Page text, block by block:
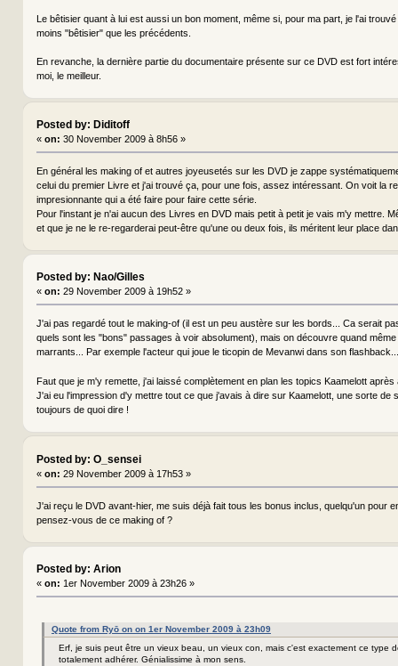
Le bêtisier quant à lui est aussi un bon moment, même si, pour ma part, je l'ai
moins "bêtisier" que les précédents.
En revanche, la dernière partie du documentaire présente sur ce DVD est fort
moi, le meilleur.
Posted by: Diditoff
« on: 30 November 2009 à 8h56 »
En général les making of et autres joyeusetés sur les DVD je zappe
celui du premier Livre et j'ai trouvé ça, pour une fois, assez intéressant. On voit la
impresionnante qui a été faire pour faire cette série.
Pour l'instant je n'ai aucun des Livres en DVD mais petit à petit je vais m'y mettre.
et que je ne le re-regarderai peut-être qu'une ou deux fois, ils méritent leur place
Posted by: Nao/Gilles
« on: 29 November 2009 à 19h52 »
J'ai pas regardé tout le making-of (il est un peu austère sur les bords... Ca serait
quels sont les "bons" passages à voir absolument), mais on découvre quand
marrants... Par exemple l'acteur qui joue le ticopin de Mevanwi dans son
Faut que je m'y remette, j'ai laissé complètement en plan les topics Kaamelott après
J'ai eu l'impression d'y mettre tout ce que j'avais à dire sur Kaamelott, une sorte de
toujours de quoi dire !
Posted by: O_sensei
« on: 29 November 2009 à 17h53 »
J'ai reçu le DVD avant-hier, me suis déjà fait tous les bonus inclus, quelqu'un pour
pensez-vous de ce making of ?
Posted by: Arion
« on: 1er November 2009 à 23h26 »
Quote from Ryō on on 1er November 2009 à 23h09
Erf, je suis peut être un vieux beau, un vieux con, mais c'est exactement ce type
totalement adhérer. Génialissime à mon sens.